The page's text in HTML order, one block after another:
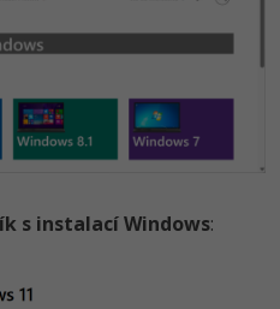
s instalací Windows: